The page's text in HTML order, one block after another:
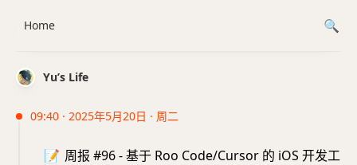
Yu’s Life
09:40 · 2025年5月20日 · 周二
📝 周报 #96 - 基于 Roo Code/Cursor 的 iOS 开发工
Home